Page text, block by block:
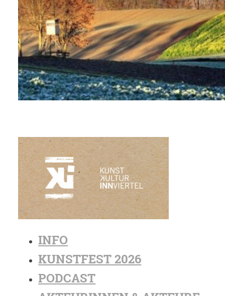
INFO
KUNSTFEST 2026
PODCAST